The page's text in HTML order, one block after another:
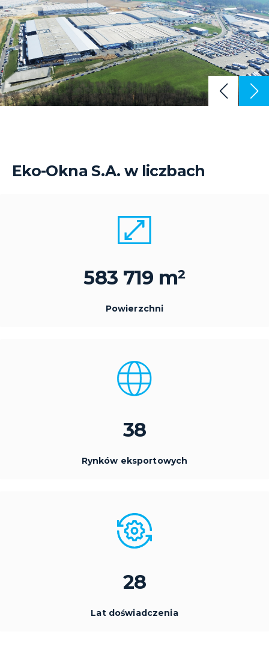
Eko-Okna S.A. w liczbach
583 719 m²
Powierzchni
38
Rynków eksportowych
28
Lat doświadczenia